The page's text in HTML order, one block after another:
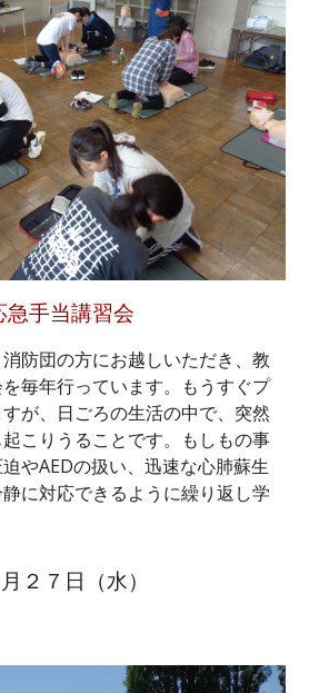
急手当講習会
防団の方にお越しいただき、教
毎年行っています。もうすぐプ
が、日ごろの生活の中で、突然
こりうることです。もしもの事
やAEDの扱い、迅速な心肺蘇生
に対応できるように繰り返し学
２７日（水）